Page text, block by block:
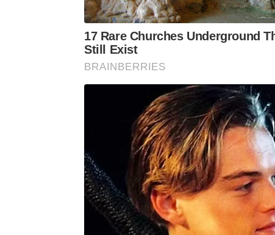
17 Rare Churches Underground
Still Exist
BRAINBERRIES